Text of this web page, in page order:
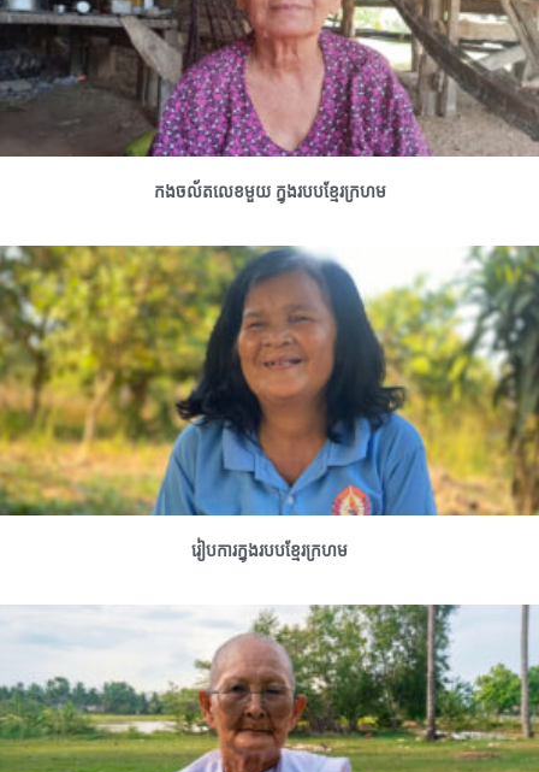
កងចល័តលេខមួយ ក្នុងរបបខ្មែរក្រហម
រៀបការក្នុងរបបខ្មែរក្រហម